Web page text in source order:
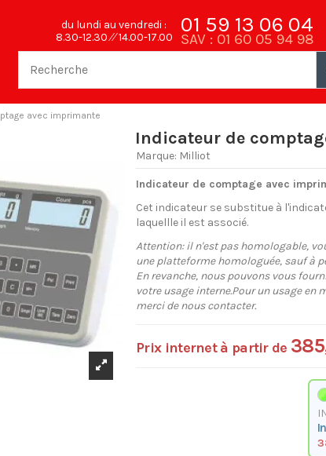
01 59 13 06 04
SAV : 01 60 05 94 98
du lundi au vendredi :
8.30-12.30 ⁄⁄ 14.00-17.00
avec imprimante
Indicateur de
Marque: Milliot
Indicateur de comptage avec
Cet indicateur se substitue à
laquellle il est associé.
Attention: il n'est pas homologable,
une platteforme homologuée, sauf à
En revanche, nous pouvons vous
votre usage interne.Pour un usage
merci de nous contacter.
Prix internet à partir de